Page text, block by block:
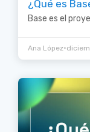
¿Qué es
Base es el
Ana López•